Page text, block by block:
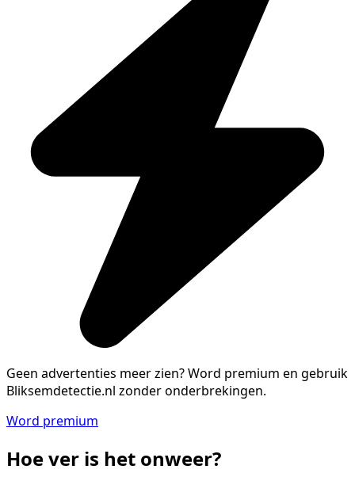
Geen advertenties meer zien?Word premium en gebruik
Bliksemdetectie.nl zonder onderbrekingen.
Word premium
Hoe ver is het onweer?